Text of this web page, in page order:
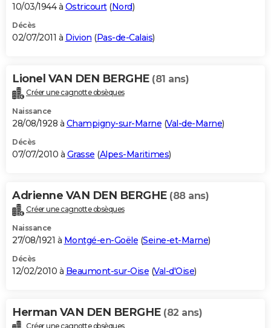
10/03/1944 à Ostricourt(Nord)
Décès
02/07/2011 à Divion (Pas-de-Calais)
Lionel VAN DEN BERGHE (81 ans)
Créer une cagnotte obsèques
Naissance
28/08/1928 à Champigny-sur-Marne (Val-de-Marne)
Décès
07/07/2010 à Grasse (Alpes-Maritimes)
Adrienne VAN DEN BERGHE (88 ans)
Créer une cagnotte obsèques
Naissance
27/08/1921 à Montgé-en-Goële (Seine-et-Marne)
Décès
12/02/2010 à Beaumont-sur-Oise (Val-d'Oise)
Herman VAN DEN BERGHE (82 ans)
Créer une cagnotte obsèques